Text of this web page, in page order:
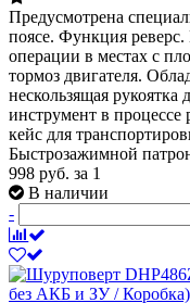
Предусмотрена
поясе. Функция реверс.
операции в местах с
тормоз двигателя.
нескользящая рукоятка
инструмент в процессе
кейс для
Быстрозажимной
998 руб. за 1
В наличии
-